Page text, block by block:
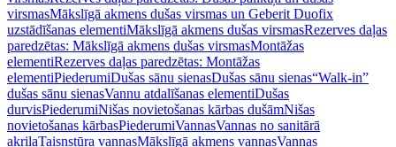
virsmasMākslīgā akmens dušas virsmas un Geberit Duofix
uzstādīšanas elementiMākslīgā akmens dušas virsmasRezerves daļas
paredzētas: Mākslīgā akmens dušas virsmasMontāžas
elementiRezerves daļas paredzētas: Montāžas
elementiPiederumiDušas sānu sienasDušas sānu sienas“Walk-in”
dušas sānu sienasVannu atdalīšanas elementiDušas
durvisPiederumiNišas novietošanas kārbas dušāmNišas
novietošanas kārbasPiederumiVannasVannas no sanitārā
akrilaTaisnstūra vannasMākslīgā akmens vannasVannas